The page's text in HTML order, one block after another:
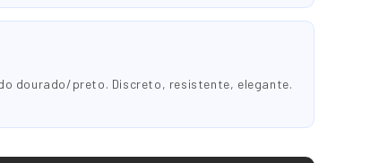
dourado/preto. Discreto, resistente, elegante.